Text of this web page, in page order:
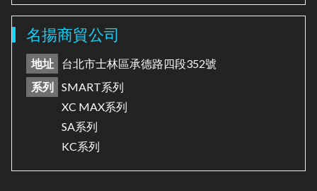
名揚商貿公司
地址
台北市士林區承德路四段352號
系列
SMART系列
XC MAX系列
SA系列
KC系列